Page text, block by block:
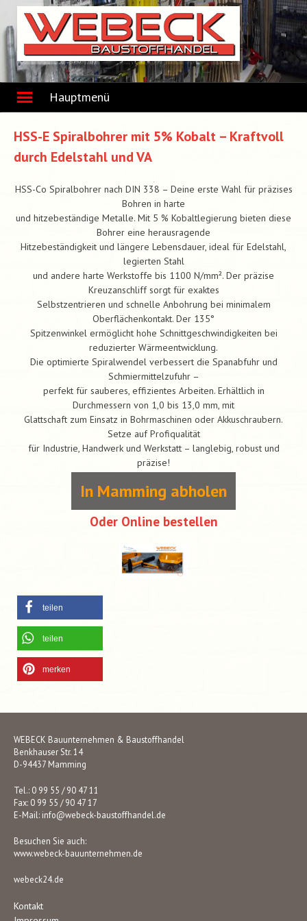
content
Hauptmenü
HSS-E Spiralbohrer mit 5% Kobalt – Kraftvoll
durch Edelstahl und VA
HSS-Co Spiralbohrer nach DIN 338 – Deine erste Wahl für präzises
Bohren in harte
und hitzebeständige Metalle. Mit 5 % Kobaltlegierung bieten diese
Bohrer eine herausragende
Hitzebeständigkeit und längere Lebensdauer, ideal für Edelstahl,
legierten Stahl
und andere harte Werkstoffe bis 1100 N/mm². Der präzise
Kreuzanschliff sorgt für exaktes
Selbstzentrieren und schnelle Anbohrung bei minimalem
Oberflächenkontakt. Der 135°
Spitzenwinkel ermöglicht hohe Schnittgeschwindigkeiten bei
reduzierter Wärmeentwicklung.
Die optimierte Spiralwendel verbessert die Spanabfuhr und
Schmiermittelzufuhr –
perfekt für sauberes, effizientes Arbeiten. Erhältlich in
Durchmessern von 1,0 bis 13,0 mm, mit
Glattschaft zum Einsatz in Bohrmaschinen oder Akkuschraubern.
Setze auf Profiqualität
für Industrie, Handwerk und Werkstatt – langlebig, robust und
präzise!
In Mamming abholen
Oder Online bestellen
teilen
teilen
merken
WEBECK Bauunternehmen & Baustoffhandel
Benkhauser Str. 14
D-94437 Mamming
Tel.: 0 99 55 / 90 47 11
Fax: 0 99 55 / 90 47 17
E-Mail: info@webeck-baustoffhandel.de
Besuchen Sie auch:
www.webeck-bauunternehmen.de
webeck24.de
Kontakt